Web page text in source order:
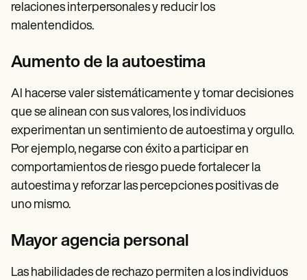
relaciones interpersonales y reducir los
malentendidos.
Aumento de la autoestima
Al hacerse valer sistemáticamente y tomar decisiones
que se alinean con sus valores, los individuos
experimentan un sentimiento de autoestima y orgullo.
Por ejemplo, negarse con éxito a participar en
comportamientos de riesgo puede fortalecer la
autoestima y reforzar las percepciones positivas de
uno mismo.
Mayor agencia personal
Las habilidades de rechazo permiten a los individuos